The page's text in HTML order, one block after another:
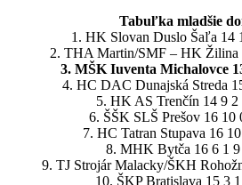
Tabuľka mladšie
1. HK Slovan Duslo Šaľa 14
2. THA Martin/SMF – HK Žilina
3. MŠK Iuventa Michalovce
4. HC DAC Dunajská Streda
5. HK AS Trenčín 14 9 2
6. ŠŠK SLŠ Prešov 16 10
7. HC Tatran Stupava 16
8. MHK Bytča 16 6 1 9
9. TJ Strojár Malacky/ŠKH
10. ŠKP Bratislava 15 3